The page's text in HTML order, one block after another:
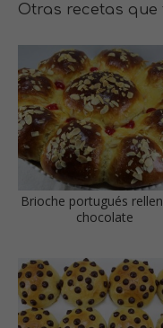
Otras recetas
Brioche portugués
chocolate